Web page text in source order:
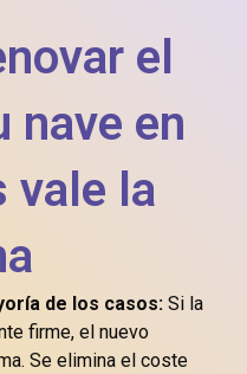
el
nave en
vale la
de los casos: Si la
firme, el nuevo
Se elimina el coste